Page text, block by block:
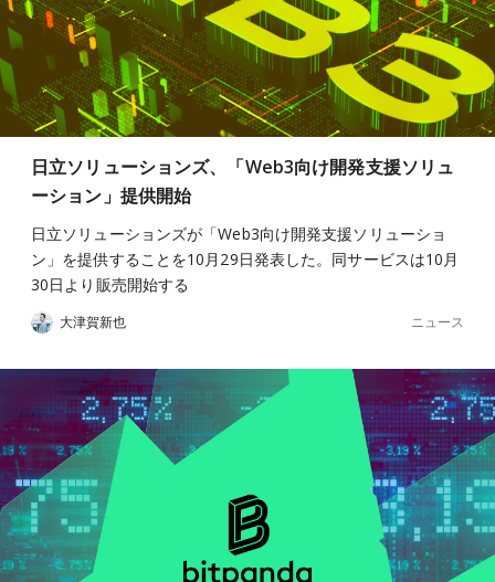
日立ソリューションズ、「Web3向け開発支援ソリュ
ーション」提供開始
日立ソリューションズが「Web3向け開発支援ソリューショ
ン」を提供することを10月29日発表した。同サービスは10月
30日より販売開始する
大津賀新也 ニュース